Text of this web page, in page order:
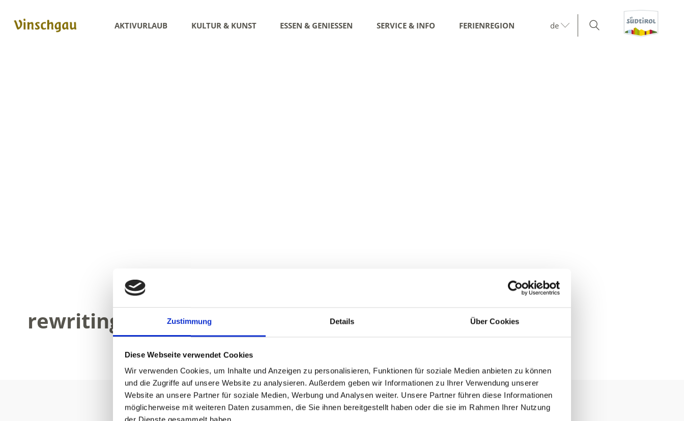
Zustimmung Details Über Cookies
Diese Webseite verwendet Cookies
Wir verwenden Cookies, um Inhalte und Anzeigen zu personalisieren, Funktionen für soziale Medien anbieten zu können
und die Zugriffe auf unsere Website zu analysieren. Außerdem geben wir Informationen zu Ihrer Verwendung unserer
Website an unsere Partner für soziale Medien, Werbung und Analysen weiter. Unsere Partner führen diese Informationen
möglicherweise mit weiteren Daten zusammen, die Sie ihnen bereitgestellt haben oder die sie im Rahmen Ihrer Nutzung
AKTIVURLAUB KULTUR & KUNST ESSEN & GENIESSEN SERVICE & INFO FERIENREGION de
rewriting inaktive betriebe